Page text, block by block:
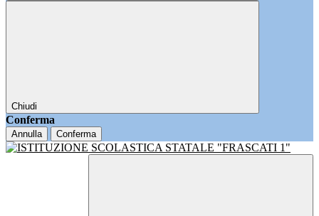
Chiudi
Conferma
Annulla Conferma